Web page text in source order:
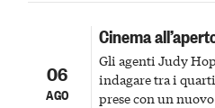
06
AGO
Cinema
Gli agenti Judy
indagare tra i
prese con un nuovo